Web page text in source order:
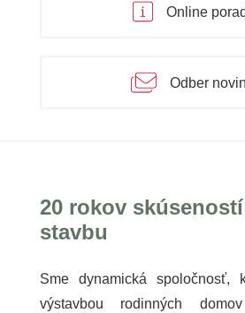
Online
Odber
20 rokov
stavbu
Sme dynamická spoločnosť,
výstavbou rodinných